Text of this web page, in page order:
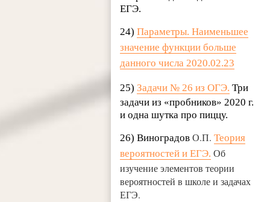
ЕГЭ.
24)Параметры. Наименьшее
значение функции больше
данного числа 2020.02.23
25)Задачи № 26 из ОГЭ. Три
задачи из «пробников» 2020 г.
и одна шутка про пиццу.
26) Виноградов О.П. Теория
вероятностей и ЕГЭ. Об
изучение элементов теории
вероятностей в школе и задачах
ЕГЭ.